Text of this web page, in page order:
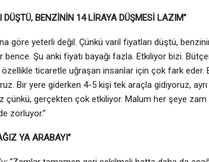
DÜŞTÜ, BENZİNİN 14 LİRAYA DÜŞMESİ LAZIM”
göre yeterli değil. Çünkü varil fiyatları düştü,
Şu anki fiyatı bayağı fazla. Etkiliyor bizi.
özellikle ticaretle uğraşan insanlar için çok fark eder.
Bir yere giderken 4-5 kişi tek araçla gidiyoruz, ayrı
çünkü, gerçekten çok etkiliyor. Malum her şeye
zorluyor.”
YA ARABAYI”